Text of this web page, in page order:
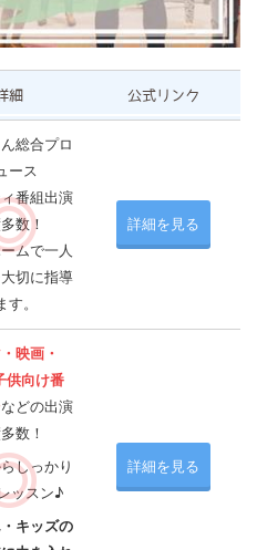
細 公式リンク
総合プロ
ース
番組出演
数！
ムで一人
切に指導
す。
詳細を見る
映画・
供向け番
などの出演
数！
しっかり
ッスン♪
キッズの
詳細を見る